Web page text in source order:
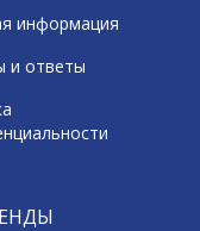
информация
и ответы